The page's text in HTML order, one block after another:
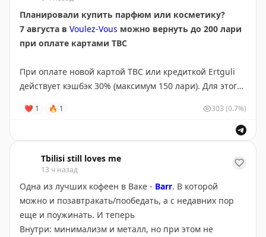
Планировали купить парфюм или косметику?
7 августа в Voulez-Vous можно вернуть до 200 лари
при оплате картами TBC
При оплате новой картой TBC или кредиткой Ertguli
действует кэшбэк 30% (максимум 150 лари). Для этого
мобильном банке TBC.
Для клиентов TBC Concept условия еще выгоднее:
кэшбэк 30% до 200 лари, при этом активировать
предложение не нужно.
Условия:
• оплачивать покупки необходимо через POS-
терминал TBC
❤ 1 🔥 1 303 (0.7%)
Tbilisi still loves me
13 ч назад
Одна из лучших кофеен в Ваке - Barr. В которой
можно и позавтракать/пообедать, а с недавних пор
еще и поужинать. И теперь
Внутри: минимализм и металл, но при этом не